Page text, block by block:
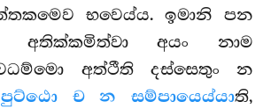
භවෙය්ය. ඉමානි පන
අතික්කමිත්වා අයං නාම
අත්ථීති දස්සෙතුං න
පුට්ඨො ච න සම්පායෙය්යාති,